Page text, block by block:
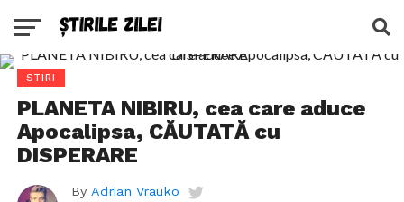
STIRI
PLANETA NIBIRU, cea care aduce
Apocalipsa, CĂUTATĂ cu
DISPERARE
By Adrian Vrauko